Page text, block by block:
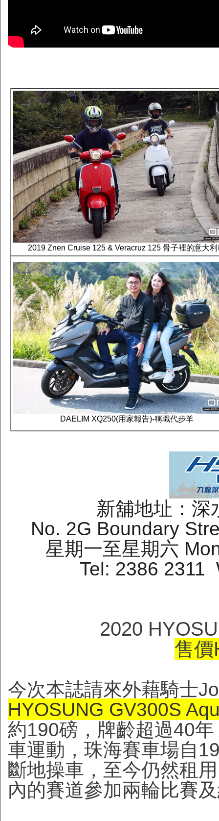
2019 Znen Cruise 125 & Veracruz 125 骨子裡的意大利
DAELIM XQ250(用家報告)-稱職代步羊
新舖地址：深
No. 2G Boundary
星期一至星期六
Tel: 2386 2311
2020
售價
今次本誌請來外藉騎士
HYOSUNG GV300S
約190磅，牌齡超過40
車運動，珠海賽車場自
斷地操車，至今仍然租
內的賽道參加兩輪比賽